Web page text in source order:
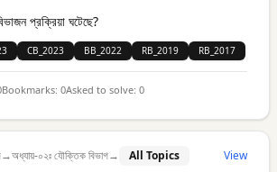
প্রক্রিয়া ঘটেছে?
CB_2023 BB_2022 RB_2019 RB_2017
Bookmarks: 0Asked to solve: 0
→অধ্যায়-০২ঃ যৌক্তিক বিভাগ→ All Topics View